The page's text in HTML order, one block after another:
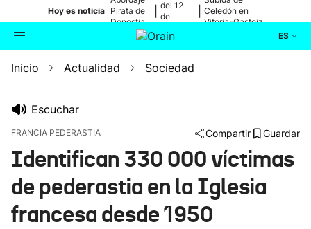
Hoy es noticia Pirata de
Donostia
del 12
de
Celedón en
Vitoria-Gasteiz
ES
Buscador Actualidad
Ikusmiran
Eguraldia
Inicio Actualidad Sociedad
Escuchar
FRANCIA PEDERASTIA Compartir Guardar
Identifican 330 000 víctimas
de pederastia en la Iglesia
francesa desde 1950